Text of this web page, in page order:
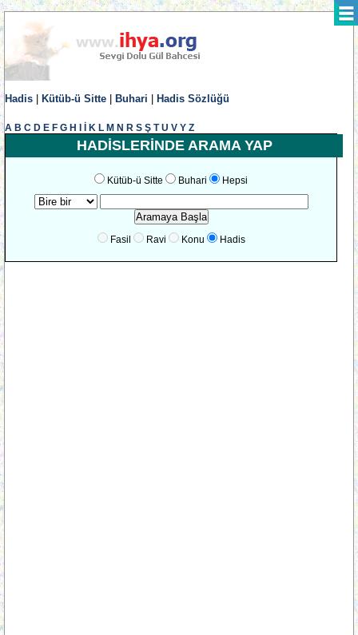
Hadis Kütüb-ü Sitte Buhari Hadis Sözlüğü
A B C D E F G H K L M N R S Ş T U V Y Z
HADİSLERİNDE ARAMA YAP
Kütüb-ü Sitte Buhari Hepsi
Fasil Ravi Konu Hadis